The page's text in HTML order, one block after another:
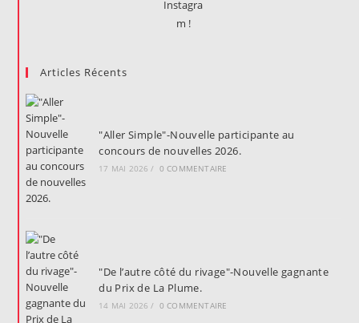
Articles Récents
"Aller Simple"-Nouvelle participante au
concours de nouvelles 2026.
17 MAI 2026 / 0 COMMENTAIRE
"De l’autre côté du rivage"-Nouvelle gagnante
du Prix de La Plume.
14 MAI 2026 / 0 COMMENTAIRE